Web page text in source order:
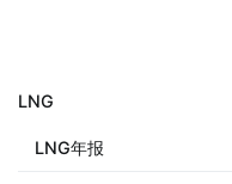
LNG
LNG年报